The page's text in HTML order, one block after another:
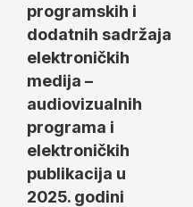
programskih i
dodatnih sadržaja
elektroničkih
medija –
audiovizualnih
programa i
elektroničkih
publikacija u
2025. godini